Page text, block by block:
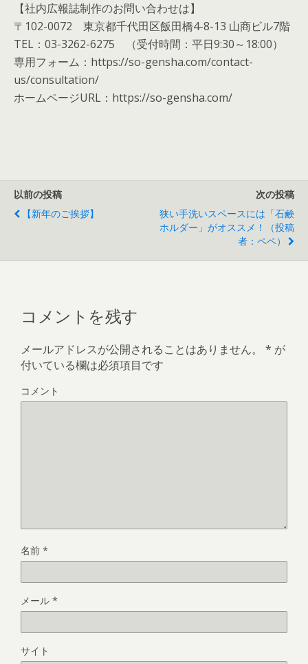
【社内広報誌制作のお問い合わせは】
〒102-0072 東京都千代田区飯田橋4-8-13 山商ビル7階
TEL：03-3262-6275 （受付時間：平日9:30～18:00）
専用フォーム：https://so-gensha.com/contact-
us/consultation/
ホームページURL：https://so-gensha.com/
以前の投稿
【新年のご挨拶】
次の投稿
狭い手洗いスペースには「石鹸
ホルダー」がオススメ！（投稿
者：ペペ）
コメントを残す
メールアドレスが公開されることはありません。 * が
付いている欄は必須項目です
コメント
名前 *
メール *
サイト